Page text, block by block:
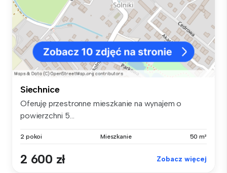
Siechnice
Oferuję przestronne mieszkanie na wynajem o
powierzchni 5...
2 pokoi Mieszkanie 50 m²
2 600 zł Zobacz więcej